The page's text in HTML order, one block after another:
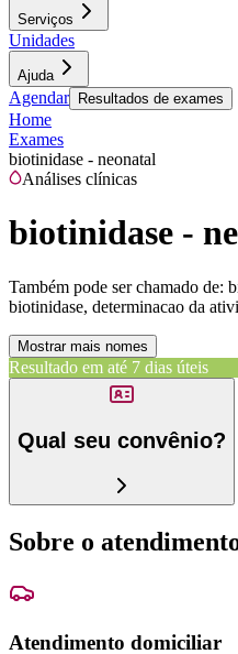
Serviços
Unidades
Ajuda
Agendar Resultados de exames
Home
Exames
biotinidase - neonatal
Análises clínicas
biotinidase -
Também pode ser chamado de:
biotinidase, determinacao da
Mostrar mais nomes
Resultado em até 7 dias úteis
Qual seu convênio?
Sobre o
Atendimento domiciliar